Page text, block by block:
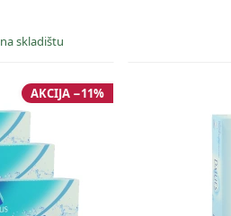
na skladištu
AKCIJA −11%